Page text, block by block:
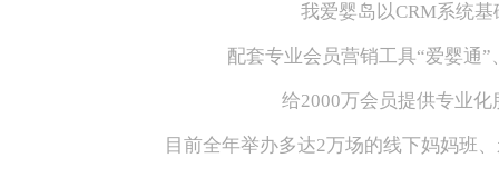
我爱婴岛以CRM系统基
配套专业会员营销工具“爱婴通”
给2000万会员提供专业化
目前全年举办多达2万场的线下妈妈班